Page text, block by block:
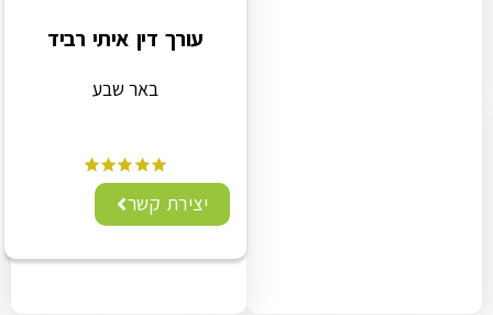
עורך דין איתי רביד
באר שבע
יצירת קשר